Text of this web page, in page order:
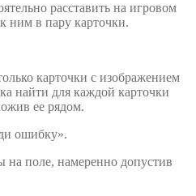
расставить на игровом
ним в пару карточки.
карточки с изображением
найти для каждой карточки
ее рядом.
ошибку».
на поле, намеренно допустив